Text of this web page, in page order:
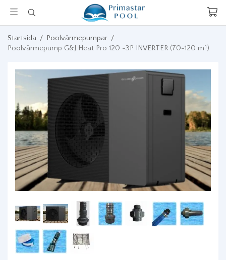
Startsida / Poolvärmepumpar /
Poolvärmepump G&J Heat Pro 120 -3P INVERTER (70-120 m³)